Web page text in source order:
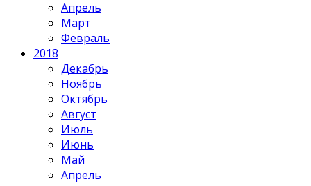
Апрель
Март
Февраль
2018
Декабрь
Ноябрь
Октябрь
Август
Июль
Июнь
Май
Апрель